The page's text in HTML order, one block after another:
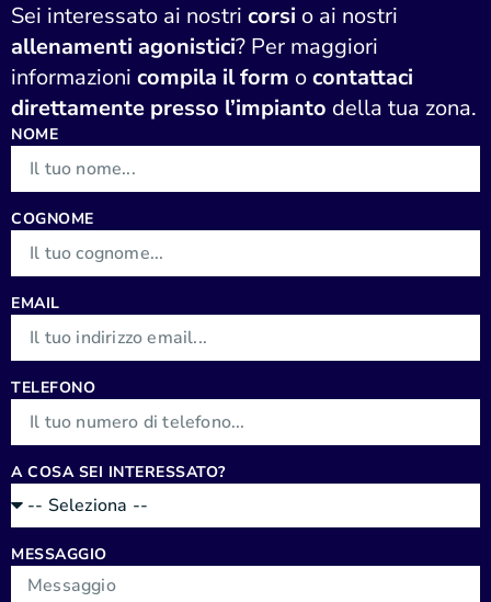
Sei interessato ai nostri corsi o ai nostri
allenamenti agonistici? Per maggiori
informazioni compila il form ocontattaci
direttamente presso l’impianto della tua zona.
NOME
COGNOME
EMAIL
TELEFONO
A COSA SEI INTERESSATO?
MESSAGGIO